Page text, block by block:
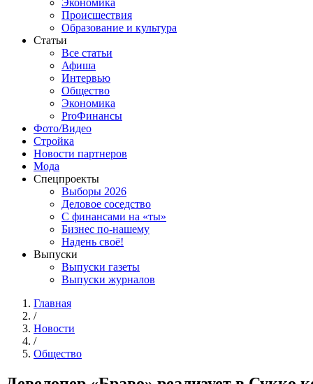
Экономика
Происшествия
Образование и культура
Статьи
Все статьи
Афиша
Интервью
Общество
Экономика
ProФинансы
Фото/Видео
Стройка
Новости партнеров
Мода
Спецпроекты
Выборы 2026
Деловое соседство
С финансами на «ты»
Бизнес по-нашему
Надень своё!
Выпуски
Выпуски газеты
Выпуски журналов
Главная
/
Новости
/
Общество